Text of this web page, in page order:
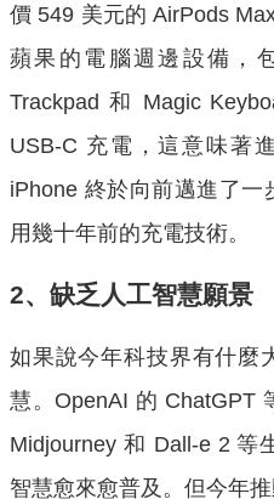
價 549 美元的 AirPods
蘋果的電腦週邊設備，
Trackpad 和 Magic
USB-C 充電，這意味著
iPhone 終於向前邁進了
用幾十年前的充電技術。
2、缺乏人工智慧願景
如果說今年科技界有什麼
慧。OpenAI 的 ChatGPT
Midjourney 和 Dall-e 2 等
智慧愈來愈普及。但今年